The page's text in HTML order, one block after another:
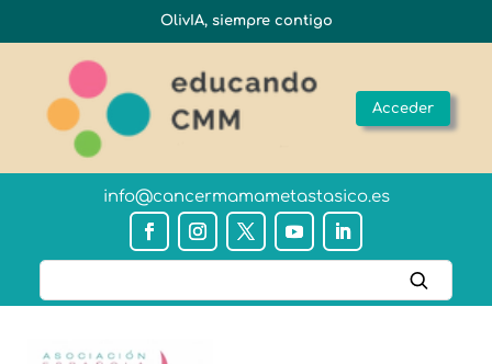
OlivIA, siempre contigo
Acceder
info@cancermamametastasico.es